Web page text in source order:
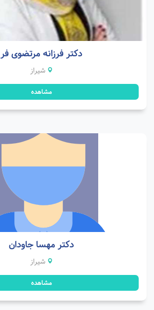
دکتر فرزانه مرتضوی فر
شیراز
مشاهده
دکتر مهسا جاودان
شیراز
مشاهده